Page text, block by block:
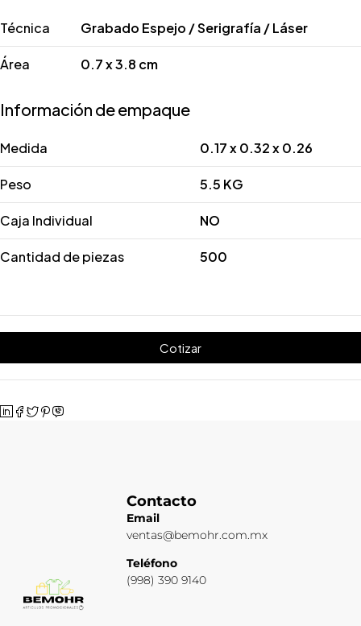
Técnica Grabado Espejo / Serigrafía / Láser
Área 0.7 x 3.8 cm
Información de empaque
Medida 0.17 x 0.32 x 0.26
Peso 5.5 KG
Caja Individual NO
Cantidad de piezas 500
Cotizar
Contacto
Email
ventas@bemohr.com.mx
Teléfono
(998) 390 9140